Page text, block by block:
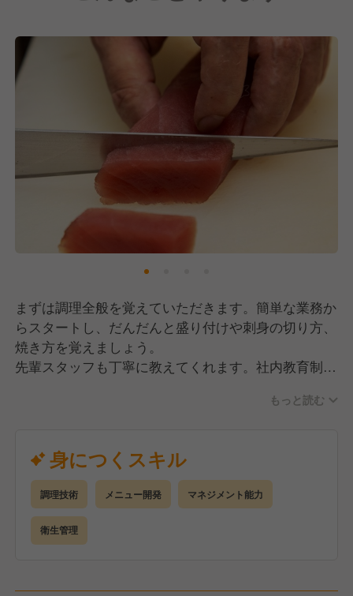
まずは調理全般を覚えていただきます。簡単な業務か
らスタートし、だんだんと盛り付けや刺身の切り方、
焼き方を覚えましょう。
先輩スタッフも丁寧に教えてくれます。社内教育制
あり、スキルアップが可能。1つひとつ技術を
ある職場です。
もっと読む
身につくスキル
調理技術 メニュー開発 マネジメント能力
衛生管理